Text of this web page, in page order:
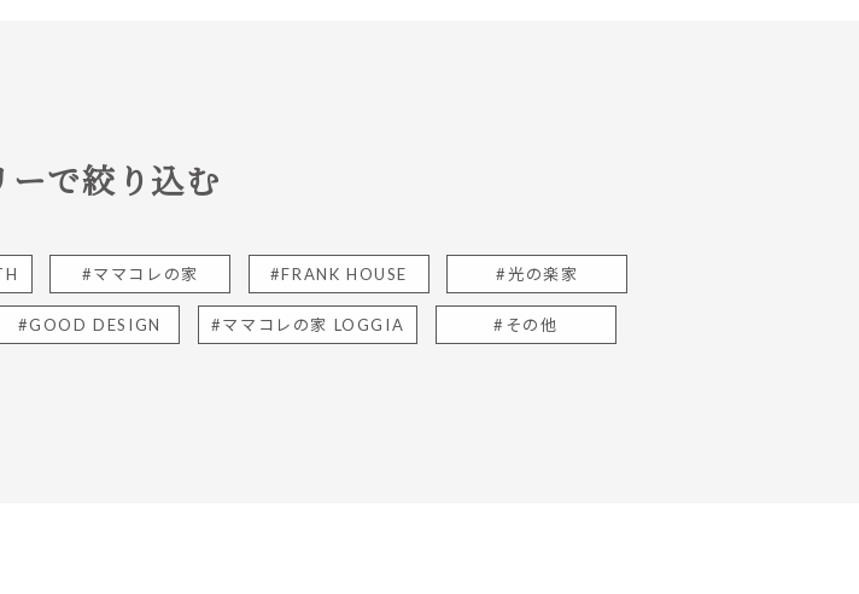
ーで絞り込む
#ママコレの家 #FRANK HOUSE #光の楽家
#GOOD DESIGN #ママコレの家 LOGGIA #その他